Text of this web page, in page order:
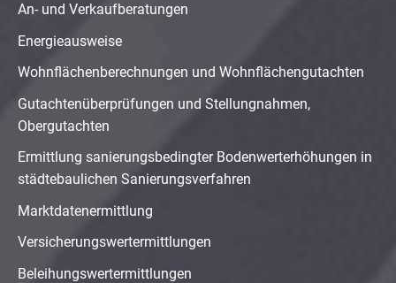
An- und Verkaufberatungen
Energieausweise
Wohnflächenberechnungen und Wohnflächengutachten
Gutachtenüberprüfungen und Stellungnahmen,
Obergutachten
Ermittlung sanierungsbedingter Bodenwerterhöhungen in
städtebaulichen Sanierungsverfahren
Marktdatenermittlung
Versicherungswertermittlungen
Beleihungswertermittlungen